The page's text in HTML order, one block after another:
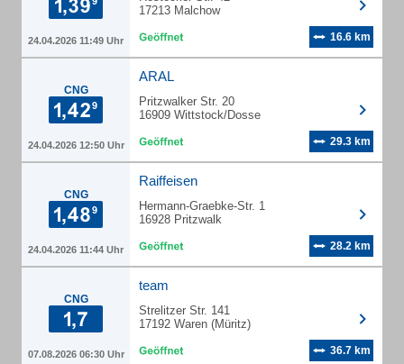
24.04.2026 11:49 Uhr
17213 Malchow
16.6 km
CNG
24.04.2026 12:50 Uhr
ARAL
Pritzwalker Str. 20
16909 Wittstock/Dosse
29.3 km
CNG
24.04.2026 11:44 Uhr
Raiffeisen
Hermann-Graebke-Str. 1
16928 Pritzwalk
28.2 km
CNG
07.08.2026 06:30 Uhr
team
Strelitzer Str. 141
17192 Waren (Müritz)
36.7 km